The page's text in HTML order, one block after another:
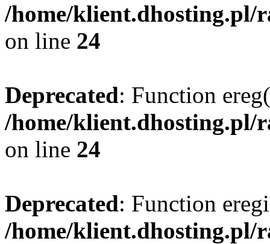
/home/klient.dhosting.pl/
on line 24
Deprecated: Function
/home/klient.dhosting.pl/
on line 24
Deprecated: Function
/home/